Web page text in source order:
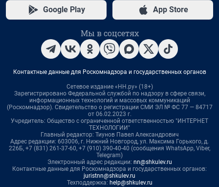
Google Play App Store
Мы в соцсетях
Контактные данные для Роскомнадзора и государственных органов
Сетевое издание «НН.ру» (18+)
Зарегистрировано Федеральной службой по надзору в сфере связи,
информационных технологий и массовых коммуникаций
(Роскомнадзор). Свидетельство о регистрации СМИ ЭЛ № ФС 77 — 84717
от 06.02.2023 г.
Учредитель: Общество с ограниченной ответственностью "ИНТЕРНЕТ
ТЕХНОЛОГИИ"
Главный редактор: Тиунов Павел Александрович
Адрес редакции: 603006, г. Нижний Новгород, ул. Максима Горького, д.
226Б, +7 (831) 261-37-60, +7 (910) 390-40-40 (сообщения WhatsApp, Viber,
Telegram)
Электронный адрес редакции: nn@shkulev.ru
Контактные данные для Роскомнадзора и государственных органов:
juristnn@shkulev.ru
Техподдержка: help@shkulev.ru